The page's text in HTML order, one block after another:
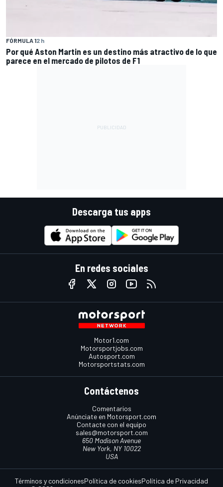
FÓRMULA 12 h
Por qué Aston Martin es un destino más atractivo de lo que
parece en el mercado de pilotos de F1
Descarga tus apps
En redes sociales
Motor1.com
Motorsportjobs.com
Autosport.com
Motorsportstats.com
Contáctenos
Comentarios
Anúnciate en Motorsport.com
Contacte con el equipo
sales@motorsport.com
650 Madison Avenue
New York, NY 10022
USA
Términos y condicionesPolítica de cookiesPolítica de Privacidad